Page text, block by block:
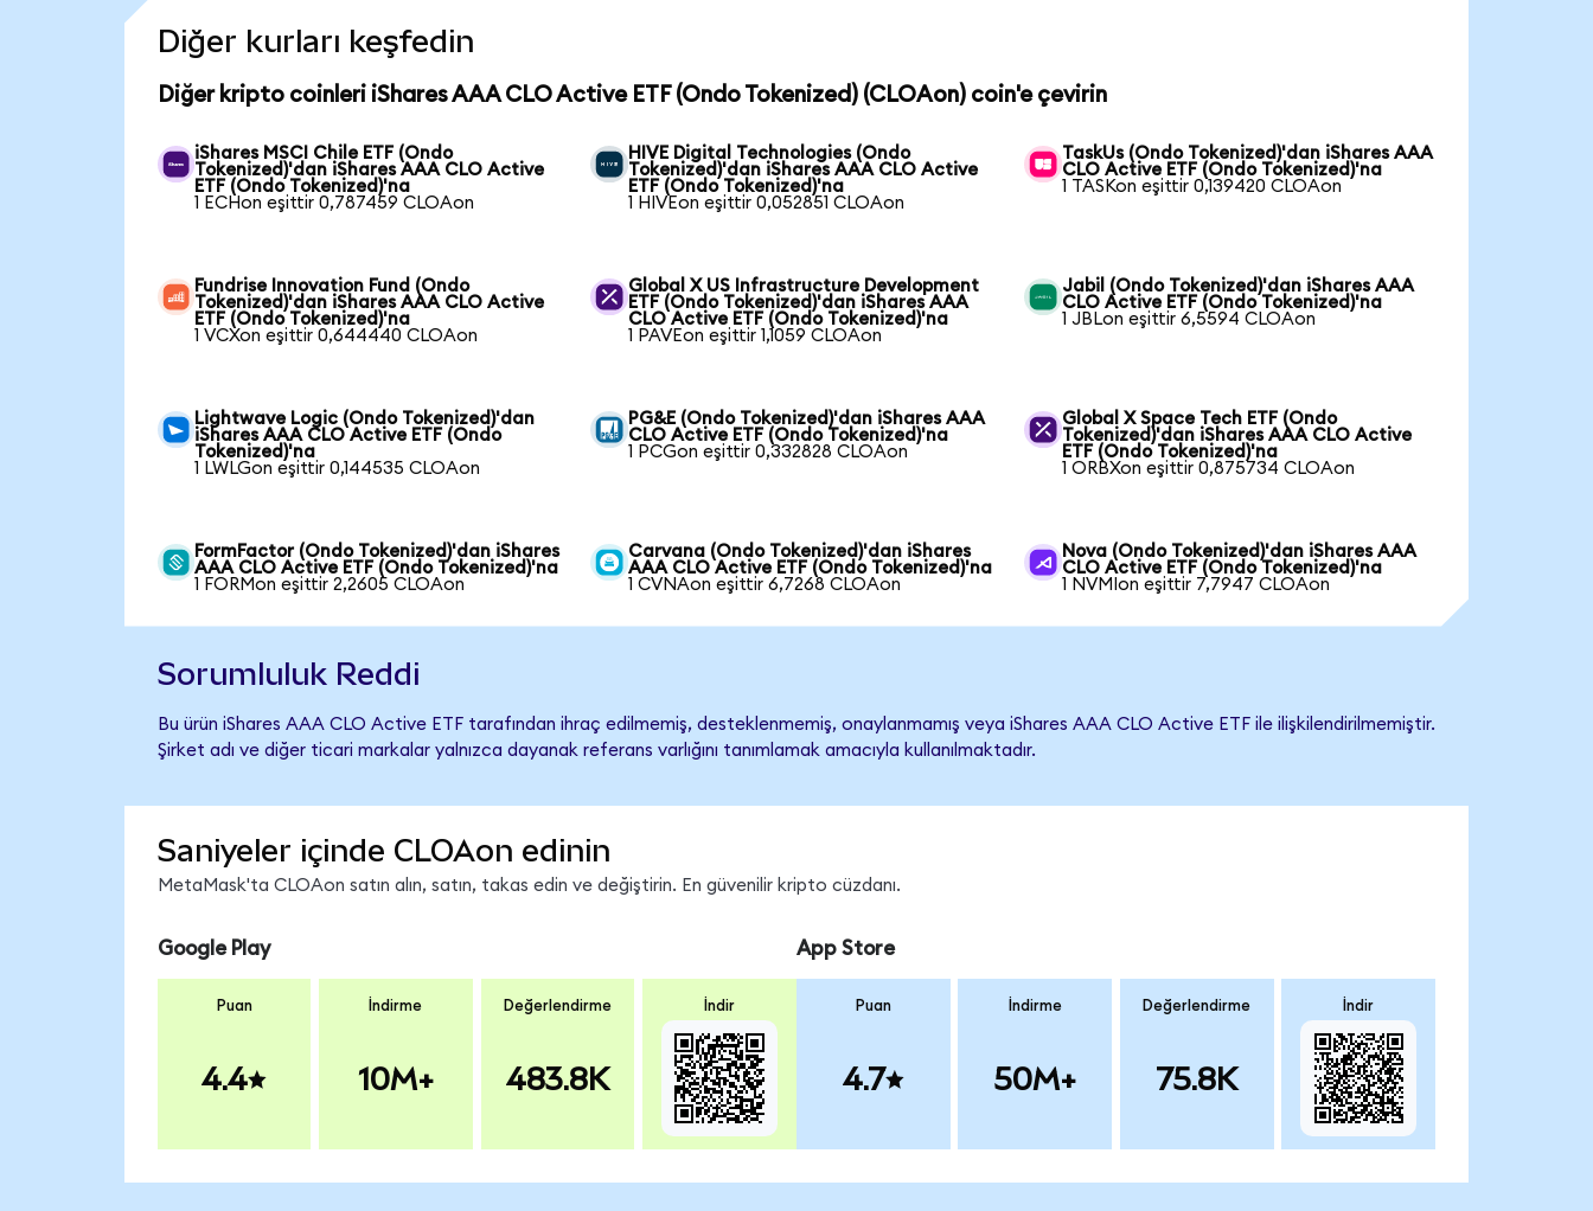
Diğer kurları keşfedin
Diğer kripto coinleri iShares AAA CLO Active ETF (Ondo Tokenized) (CLOAon) coin'e çevirin
iShares MSCI Chile ETF (Ondo
Tokenized)'dan iShares AAA CLO Active
ETF (Ondo Tokenized)'na
1 ECHon eşittir 0,787459 CLOAon
HIVE Digital Technologies (Ondo
Tokenized)'dan iShares AAA CLO Active
ETF (Ondo Tokenized)'na
1 HIVEon eşittir 0,052851 CLOAon
TaskUs (Ondo Tokenized)'dan iShares AAA
CLO Active ETF (Ondo Tokenized)'na
1 TASKon eşittir 0,139420 CLOAon
Fundrise Innovation Fund (Ondo
Tokenized)'dan iShares AAA CLO Active
ETF (Ondo Tokenized)'na
1 VCXon eşittir 0,644440 CLOAon
Global X US Infrastructure Development
ETF (Ondo Tokenized)'dan iShares AAA
CLO Active ETF (Ondo Tokenized)'na
1 PAVEon eşittir 1,1059 CLOAon
Jabil (Ondo Tokenized)'dan iShares AAA
CLO Active ETF (Ondo Tokenized)'na
1 JBLon eşittir 6,5594 CLOAon
Lightwave Logic (Ondo Tokenized)'dan
iShares AAA CLO Active ETF (Ondo
Tokenized)'na
1 LWLGon eşittir 0,144535 CLOAon
PG&E (Ondo Tokenized)'dan iShares AAA
CLO Active ETF (Ondo Tokenized)'na
1 PCGon eşittir 0,332828 CLOAon
Global X Space Tech ETF (Ondo
Tokenized)'dan iShares AAA CLO Active
ETF (Ondo Tokenized)'na
1 ORBXon eşittir 0,875734 CLOAon
FormFactor (Ondo Tokenized)'dan iShares
AAA CLO Active ETF (Ondo Tokenized)'na
1 FORMon eşittir 2,2605 CLOAon
Carvana (Ondo Tokenized)'dan iShares
AAA CLO Active ETF (Ondo Tokenized)'na
1 CVNAon eşittir 6,7268 CLOAon
Nova (Ondo Tokenized)'dan iShares AAA
CLO Active ETF (Ondo Tokenized)'na
1 NVMIon eşittir 7,7947 CLOAon
Sorumluluk Reddi
Bu ürün iShares AAA CLO Active ETF tarafından ihraç edilmemiş, desteklenmemiş, onaylanmamış veya iShares AAA CLO Active ETF ile ilişkilendirilmemiştir.
Şirket adı ve diğer ticari markalar yalnızca dayanak referans varlığını tanımlamak amacıyla kullanılmaktadır.
Saniyeler içinde CLOAon edinin
MetaMask'ta CLOAon satın alın, satın, takas edin ve değiştirin. En güvenilir kripto cüzdanı.
Google Play
Puan
4.4
İndirme
10M+
Değerlendirme
483.8K
İndir
App Store
Puan
4.7
İndirme
50M+
Değerlendirme
75.8K
İndir